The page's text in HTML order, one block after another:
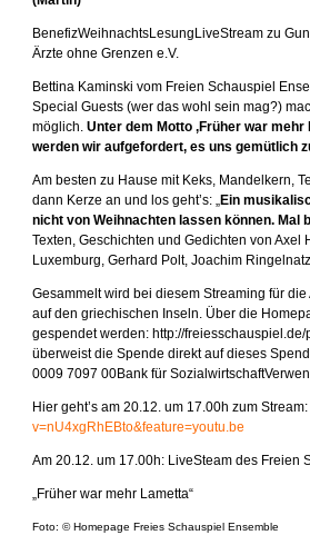
BenefizWeihnachtsLesungLiveStream zu
Ärzte ohne Grenzen e.V.
Bettina Kaminski vom Freien Schauspiel
Special Guests (wer das wohl sein mag?)
möglich. Unter dem Motto ‚Früher war
werden wir aufgefordert, es uns gemütlich
Am besten zu Hause mit Keks, Mandelkern,
dann Kerze an und los geht’s: „Ein
nicht von Weihnachten lassen können. Mal
Texten, Geschichten und Gedichten von
Luxemburg, Gerhard Polt, Joachim
Gesammelt wird bei diesem Streaming für
auf den griechischen Inseln. Über die
gespendet werden: http://
überweist die Spende direkt auf dieses
0009 7097 00Bank für
Hier geht’s am 20.12. um 17.00h zum Stream:
v=nU4xgRhEBto&feature=youtu.be
Am 20.12. um 17.00h: LiveSteam des Freien
„Früher war mehr Lametta“
Foto: © Homepage Freies Schauspiel Ensemble